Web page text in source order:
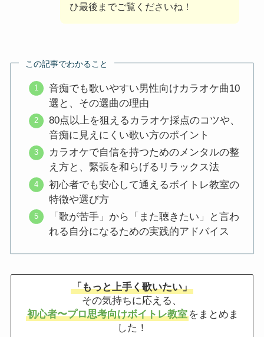
ひ最後までご覧くださいね！
この記事でわかること
音痴でも歌いやすい男性向けカラオケ曲10
選と、その選曲の理由
80点以上を狙えるカラオケ採点のコツや、
音痴に見えにくい歌い方のポイント
カラオケで自信を持つためのメンタルの整
え方と、緊張を和らげるリラックス法
初心者でも安心して通えるボイトレ教室の
特徴や選び方
「歌が苦手」から「また聴きたい」と言わ
れる自分になるための実践的アドバイス
「もっと上手く歌いたい」
その気持ちに応える、
初心者〜プロ思考向けボイトレ教室をまとめま
した！